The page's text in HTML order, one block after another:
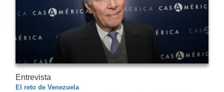
Entrevista
El reto de Venezuela